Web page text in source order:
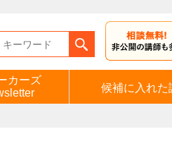
カーズ
候補に入れた